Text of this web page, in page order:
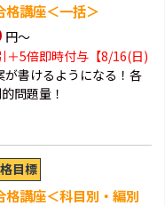
講座＜一括＞
円～
＋5倍即時付与【8/16(日)
が書けるようになる！各
問題量！
目標
講座＜科目別・編別